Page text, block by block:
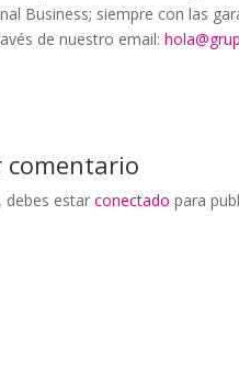
Business; siempre con las
de nuestro email:
comentario
debes estarconectado para